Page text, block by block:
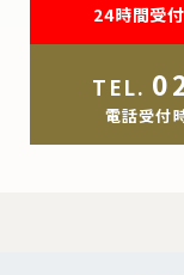
24時間受
TEL.
電話受付